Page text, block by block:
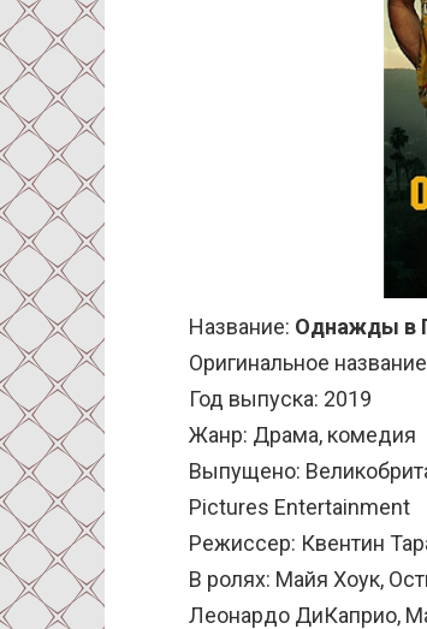
Название: Однажды в
Оригинальное
Год выпуска: 2019
Жанр: Драма, комедия
Выпущено:
Pictures Entertainment
Режиссер: Квентин
В ролях: Майя Хоук,
Леонардо ДиКаприо,